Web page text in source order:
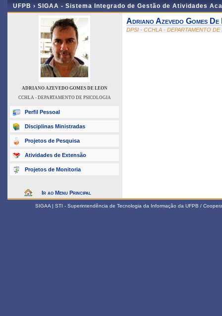
UFPB › SIGAA - Sistema Integrado de Gestão de Atividades
ADRIANO AZEVEDO GOMES DE LEON
CCHLA - DEPARTAMENTO DE PSICOLOGIA
Perfil Pessoal
Disciplinas Ministradas
Projetos de Pesquisa
Atividades de Extensão
Projetos de Monitoria
Ir ao Menu Principal
Adriano Azevedo Gomes De
DPSI - CCHLA - DEPARTAMENTO
SIGAA | STI - Superintendência de Tecnologia da Informação da UFPB /